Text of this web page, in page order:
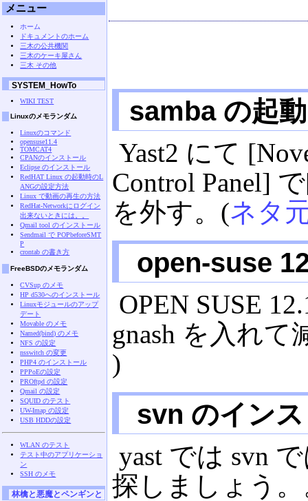
samba の起
Yast2 にて
Control Panel]
を外す。(ネタ
open-suse
OPEN SUSE
gnash を入れ
)
svn のイン
yast では svn
探しましょう
メニュー
ホーム
ドキュメントのホーム
三木の公共機関
三木のケーキ屋さん
三木 その他
SYSTEM_HowTo
WIKI TEST
Linuxのメモランダム
Linuxのコマンド
opensuse11.4
TOMCAT4
CPANのインストール
Eclipse のインストール
RedHAT Linux の起動時のL
ANGの設定方法
Linux で動画の再生の方法
RedHat-Networkにログイン
出来ないときには。。
Qmail tool のインストール
Sendmail で POPbeforeSMT
P
crontab の書き方
FreeBSDのメモランダム
CVSup のメモ
HP d530へのインストール
Linuxモジュールのアップ
デート
Movable のメモ
Named(bind) のメモ
NFS の設定
nsswitch の変更
PHP4 のインストール
PPPoEの設定
PROftpd の設定
Qmail の設定
SQUID のテスト
UW-Imap の設定
USB HDDの設定
WLAN のテスト
テスト中のアプリケーショ
ン
SSH のメモ
林檎と悪魔とペンギンと